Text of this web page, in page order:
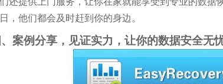
，他们都会及时赶到你的身边。
案例分享，见证实力，让你的数据安全无